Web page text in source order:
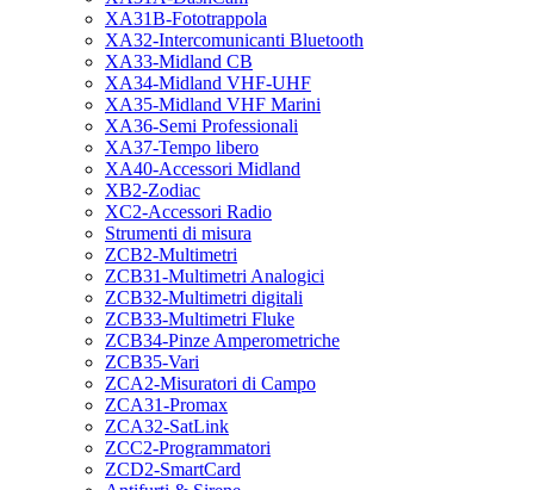
XA31B-Fototrappola
XA32-Intercomunicanti Bluetooth
XA33-Midland CB
XA34-Midland VHF-UHF
XA35-Midland VHF Marini
XA36-Semi Professionali
XA37-Tempo libero
XA40-Accessori Midland
XB2-Zodiac
XC2-Accessori Radio
Strumenti di misura
ZCB2-Multimetri
ZCB31-Multimetri Analogici
ZCB32-Multimetri digitali
ZCB33-Multimetri Fluke
ZCB34-Pinze Amperometriche
ZCB35-Vari
ZCA2-Misuratori di Campo
ZCA31-Promax
ZCA32-SatLink
ZCC2-Programmatori
ZCD2-SmartCard